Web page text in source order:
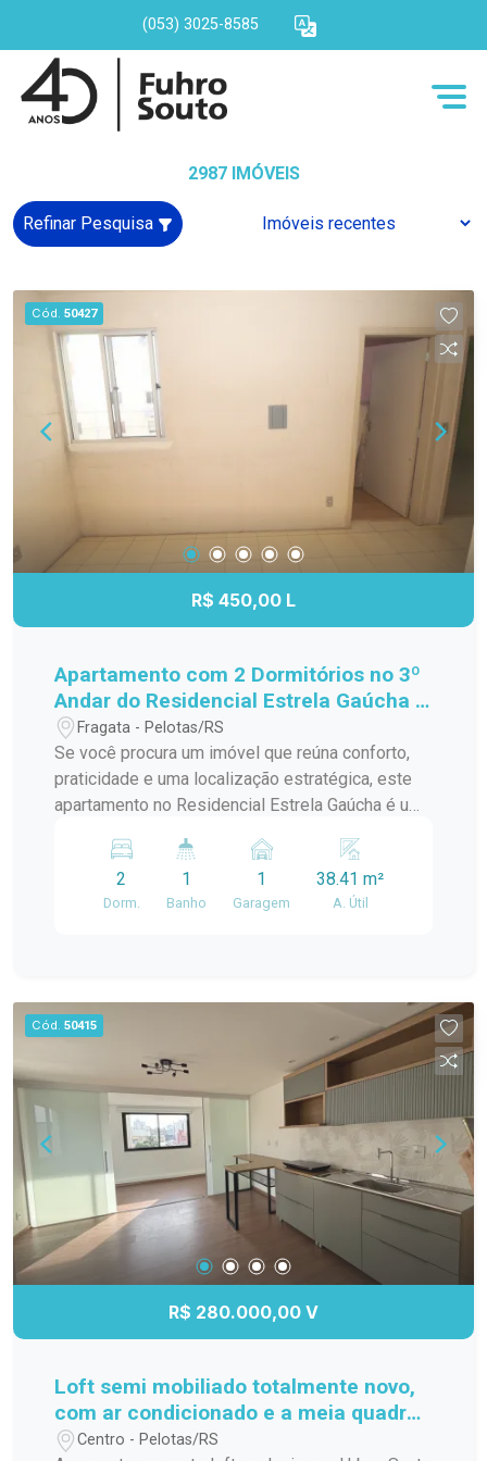
(053) 3025-8585
2987 IMÓVEIS
Refinar Pesquisa
Cód. 50427
R$ 450,00 L
Apartamento com 2 Dormitórios no 3º
Andar do Residencial Estrela Gaúcha -
Excelente Localização
Fragata - Pelotas/RS
Se você procura um imóvel que reúna conforto,
praticidade e uma localização estratégica, este
apartamento no Residencial Estrela Gaúcha é uma
distribuídos e ótima iluminação natural, é ideal
para quem deseja viver com comodidade no dia a
aproveitamento do espaço; Banheiro completo;
Apartamento localizado no 3º andar,
proporcionando mais privacidade, boa ventilação
e excelente iluminação natural. Localização
Localizado na Avenida Duque de Caxias, o
Residencial Estrela Gaúcha oferece fácil acesso
aos principais pontos da cidade. O imóvel está
próximo a supermercados, escolas, farmácias,
transporte público e diversos comércios e
serviços, trazendo mais praticidade para o dia a
dia. Agende sua visita. Não perca a oportunidade
de conhecer este apartamento. Entre em contato
e agende sua visita para descobrir tudo o que
2
Dorm.
1
Banho
1
Garagem
38.41 m²
A. Útil
Cód. 50415
R$ 280.000,00 V
Loft semi mobiliado totalmente novo,
com ar condicionado e a meia quadra
da ucpel
Centro - Pelotas/RS